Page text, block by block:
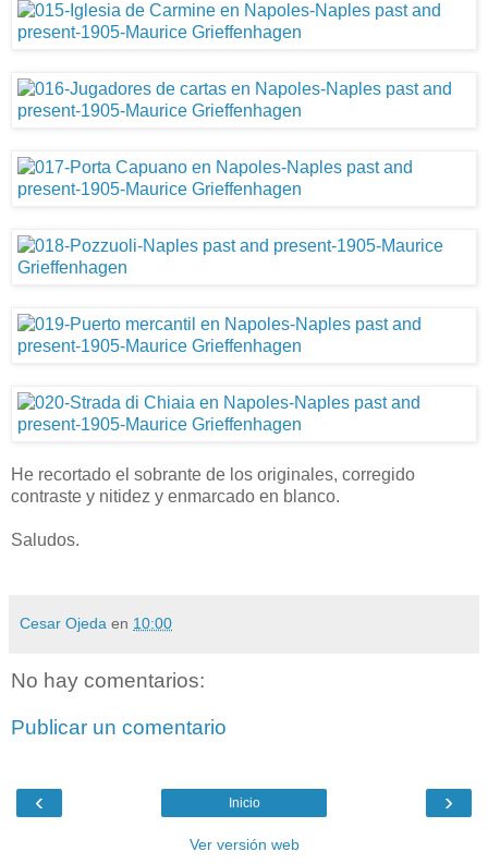
He recortado el sobrante de los originales, corregido
contraste y nitidez y enmarcado en blanco.
Saludos.
Cesar Ojeda en 10:00
No hay comentarios:
Publicar un comentario
‹ ›
Inicio
Ver versión web